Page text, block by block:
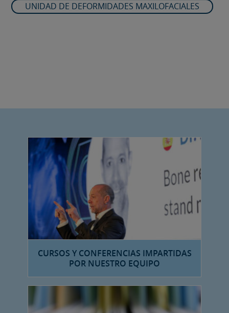
UNIDAD DE DEFORMIDADES MAXILOFACIALES
CURSOS Y CONFERENCIAS IMPARTIDAS
POR NUESTRO EQUIPO